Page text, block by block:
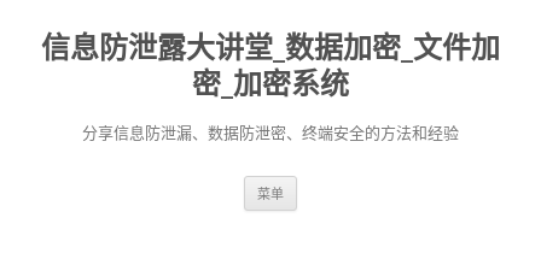
信息防泄露大讲堂_数据加密_文件加
密_加密系统
分享信息防泄漏、数据防泄密、终端安全的方法和经验
菜单